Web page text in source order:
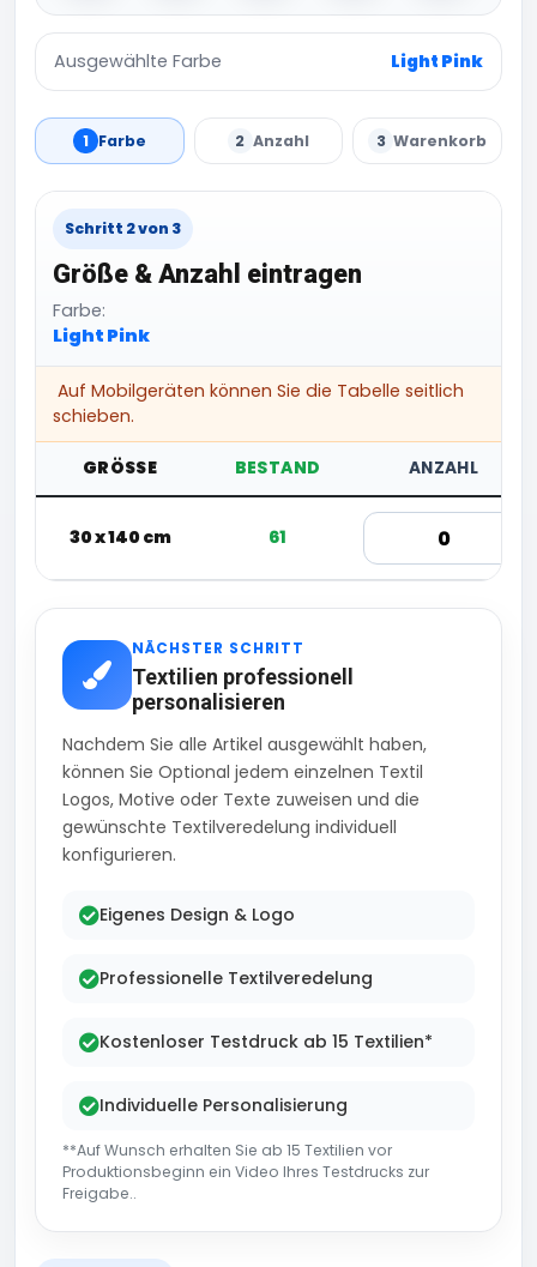
Ausgewählte Farbe Light Pink
1 Farbe 2 Anzahl 3 Warenkorb
Schritt 2 von 3
Größe & Anzahl eintragen
Farbe:
Light Pink
Auf Mobilgeräten können Sie die Tabelle seitlich
schieben.
GRÖSSE BESTAND ANZAHL
30 x 140 cm 61
NÄCHSTER SCHRITT
Textilien professionell
personalisieren
Nachdem Sie alle Artikel ausgewählt haben,
können Sie Optional jedem einzelnen Textil
Logos, Motive oder Texte zuweisen und die
gewünschte Textilveredelung individuell
konfigurieren.
Eigenes Design & Logo
Professionelle Textilveredelung
Kostenloser Testdruck ab 15 Textilien*
Individuelle Personalisierung
**Auf Wunsch erhalten Sie ab 15 Textilien vor
Produktionsbeginn ein Video Ihres Testdrucks zur
Freigabe..